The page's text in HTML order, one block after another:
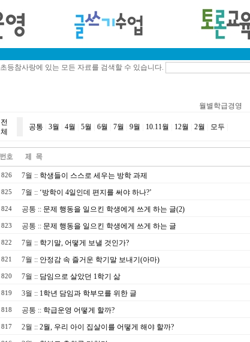
초등참사랑에 있는 모든 자료를 검색할 수 있습니다.
월별학급경영
전
체
공통 3월 4월 5월 6월 7월 9월 10.11월 12월 2월 모두
826 7월 :: 학생들이 스스로 세우는 방학 과제
825 7월 :: ‘방학이 4일인데 편지를 써야 하나?’
824 공통 :: 문제 행동을 일으킨 학생에게 쓰게 하는 글(2)
823 공통 :: 문제 행동을 일으킨 학생에게 쓰게 하는 글
822 7월 :: 학기말, 어떻게 보낼 것인가?
821 7월 :: 안정감 속 즐거운 학기말 보내기(아마)
820 7월 :: 담임으로 살았던 1학기 삶
819 3월 :: 1학년 담임과 학부모를 위한 글
818 공통 :: 학급운영 어떻게 할까?
817 2월 :: 2월, 우리 아이 집살이를 어떻게 해야 할까?